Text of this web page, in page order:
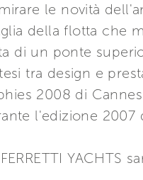
le novità
della flotta
di un ponte
tra design e
2008 di
l'edizione 2007
YACHTS